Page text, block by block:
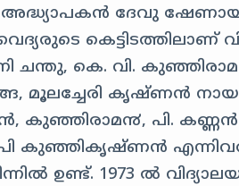
അദ്ധ്യാപകൻ ദേവു
കെട്ടിടത്തിലാണ്
ചന്തു, കെ. വി.
മൂലച്ചേരി കൃഷ്ണൻ
കുഞ്ഞിരാമ൯, പി. കണ്ണൻ
കുഞ്ഞികൃഷ്ണൻ
ഉണ്ട്. 1973 ൽ